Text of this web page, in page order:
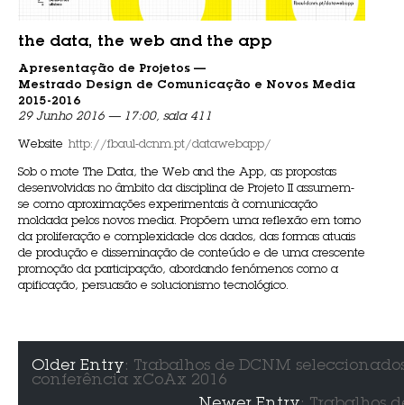
the data, the web and the app
Apresentação de Projetos —
Mestrado Design de Comunicação e Novos Media
2015-2016
29 Junho 2016 — 17:00, sala 411
Website http://fbaul-dcnm.pt/datawebapp/
Sob o mote The Data, the Web and the App, as propostas
desenvolvidas no âmbito da disciplina de Projeto II assumem-
se como aproximações experimentais à comunicação
moldada pelos novos media. Propõem uma reflexão em torno
da proliferação e complexidade dos dados, das formas atuais
de produção e disseminação de conteúdo e de uma crescente
promoção da participação, abordando fenómenos como a
apificação, persuasão e solucionismo tecnológico.
Older Entry: Trabalhos de DCNM
conferência xCoAx 2016